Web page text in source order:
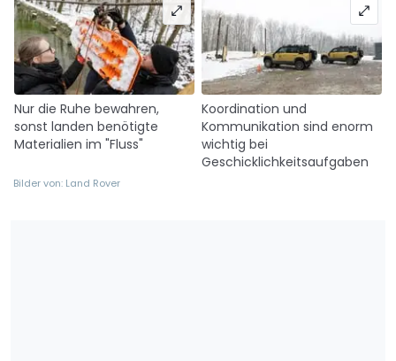
Nur die Ruhe bewahren,
sonst landen benötigte
Materialien im "Fluss"
Koordination und
Kommunikation sind enorm
wichtig bei
Geschicklichkeitsaufgaben
Bilder von: Land Rover